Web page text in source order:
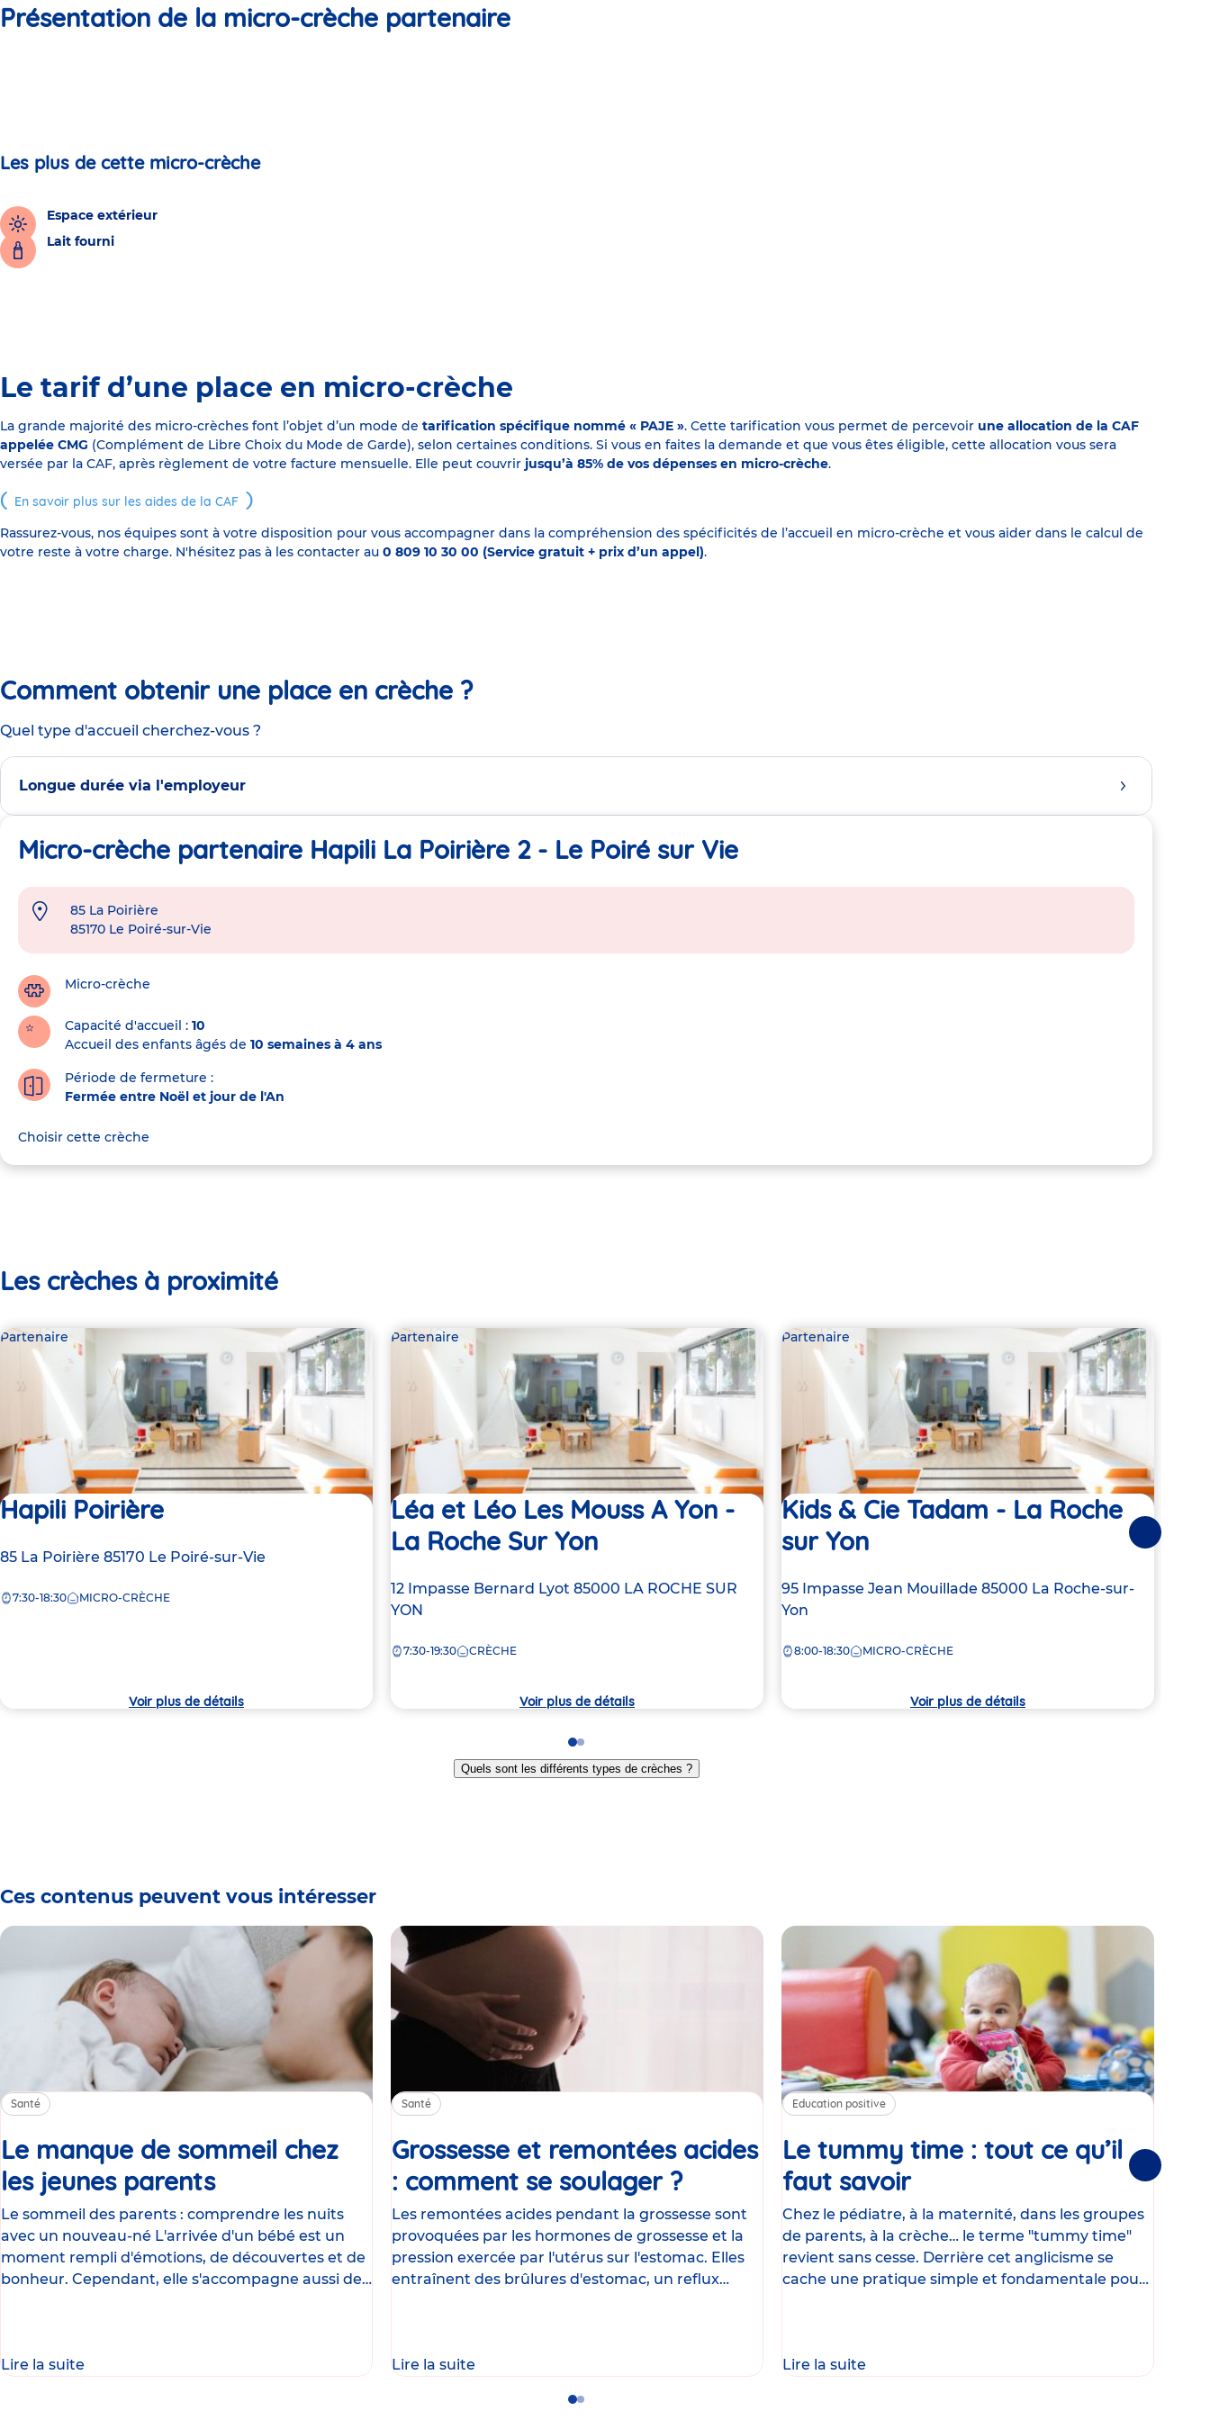
Présentation de la micro-crèche partenaire
Les plus de cette micro-crèche
Espace extérieur
Lait fourni
Le tarif d’une place en micro-crèche
La grande majorité des micro-crèches font l’objet d’un mode de tarification spécifique nommé « PAJE ». Cette tarification vous permet de percevoir une allocation de la CAF
appelée CMG (Complément de Libre Choix du Mode de Garde), selon certaines conditions. Si vous en faites la demande et que vous êtes éligible, cette allocation vous sera
versée par la CAF, après règlement de votre facture mensuelle. Elle peut couvrir jusqu’à 85% de vos dépenses en micro-crèche.
En savoir plus sur les aides de la CAF
Rassurez-vous, nos équipes sont à votre disposition pour vous accompagner dans la compréhension des spécificités de l’accueil en micro-crèche et vous aider dans le calcul de
votre reste à votre charge. N'hésitez pas à les contacter au 0 809 10 30 00 (Service gratuit + prix d’un appel).
Comment obtenir une place en crèche ?
Quel type d'accueil cherchez-vous ?
Longue durée via l'employeur
Micro-crèche partenaire Hapili La Poirière 2 - Le Poiré sur Vie
Adresse
crèche
85 La Poirière
85170 Le Poiré-sur-Vie
Micro-crèche
Capacité d'accueil
10
Accueil des enfants âgés de 10 semaines à 4 ans
Période de fermeture :
Fermée entre Noël et jour de l'An
Choisir cette crèche
Les crèches à proximité
Partenaire
Hapili Poirière
Adresse
la
85 La Poirière 85170 Le Poiré-sur-Vie
7:30-18:30 MICRO-CRÈCHE
Voir plus de détails
Partenaire
Léa et Léo Les Mouss A Yon -
La Roche Sur Yon
Adresse
de
crèche
12 Impasse Bernard Lyot 85000 LA ROCHE SUR
YON
7:30-19:30 CRÈCHE
Voir plus de détails
Partenaire
Kids & Cie Tadam - La Roche
sur Yon
Adresse
de
crèche
95 Impasse Jean Mouillade 85000 La Roche-sur-
Yon
8:00-18:30 MICRO-CRÈCHE
Voir plus de détails
Suivantes
Go
to
slide
Go
to
slide
Quels sont les différents types de crèches ?
Ces contenus peuvent vous intéresser
Santé
Le manque de sommeil chez
les jeunes parentsArticle
Le sommeil des parents : comprendre les nuits
avec un nouveau-né L'arrivée d'un bébé est un
moment rempli d'émotions, de découvertes et de
bonheur. Cependant, elle s'accompagne aussi de
Lire la suite
Santé
Grossesse et remontées acides
: comment se soulager ?Article
Les remontées acides pendant la grossesse sont
provoquées par les hormones de grossesse et la
pression exercée par l'utérus sur l'estomac. Elles
entraînent des brûlures d'estomac, un reflux
Lire la suite
Education positive
Le tummy time : tout ce qu’il
faut savoirArticle
Chez le pédiatre, à la maternité, dans les groupes
de parents, à la crèche… le terme "tummy time"
revient sans cesse. Derrière cet anglicisme se
cache une pratique simple et fondamentale pour
Lire la suite
Suivantes
GoGo